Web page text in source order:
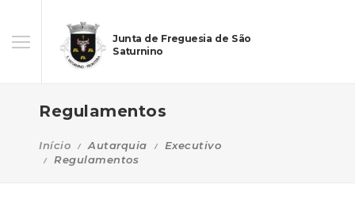
Junta de Freguesia de São
Saturnino
Regulamentos
Início Autarquia
Executivo
Regulamentos